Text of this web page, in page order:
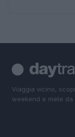
Viaggia vicino,
weekend e mete